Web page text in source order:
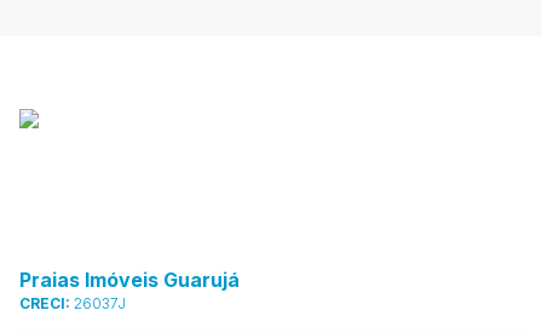
Praias Imóveis Guarujá
CRECI: 26037J